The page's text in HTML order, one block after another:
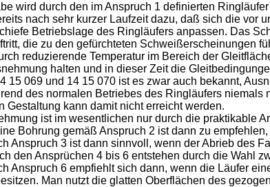
wird durch den im Anspruch 1 definierten
nach sehr kurzer Laufzeit dazu, daß sich die
Betriebslage des Ringläufers anpassen. Das
die zu den gefürchteten Schweißerscheinungen
reduzierende Temperatur im Bereich der
halten und in dieser Zeit die
15 069 und 14 15 070 ist es zwar auch bekannt,
des normalen Betriebes des Ringläufers
Gestaltung kann damit nicht erreicht werden.
ist im wesentlichen nur durch die praktikable
Bohrung gemäß Anspruch 2 ist dann zu
Anspruch 3 ist dann sinnvoll, wenn der Abrieb des
den Ansprüchen 4 bis 6 entstehen durch die Wahl
Anspruch 6 empfiehlt sich dann, wenn die Läufer
Man nutzt die glatten Oberflächen des